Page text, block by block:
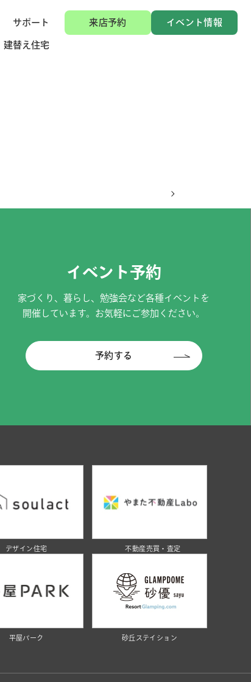
サポート
建替え住宅
来店予約 イベント情報
イベント予約
家づくり、暮らし、勉強会など各種イベントを
開催しています。お気軽にご参加ください。
予約する
デザイン住宅 不動産売買・査定
平屋パーク 砂丘ステイション